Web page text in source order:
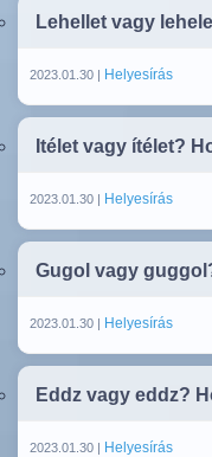
Lehellet vagy
2023.01.30 | Helyesírás
Itélet vagy ítélet?
2023.01.30 | Helyesírás
Gugol vagy
2023.01.30 | Helyesírás
Eddz vagy eddz?
2023.01.30 | Helyesírás